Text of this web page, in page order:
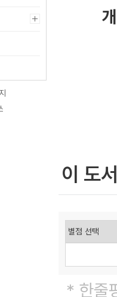
이 도
* 한줄